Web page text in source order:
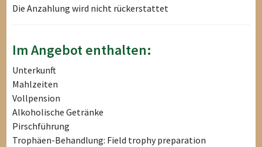
Die Anzahlung wird nicht rückerstattet
Im Angebot enthalten:
Unterkunft
Mahlzeiten
Vollpension
Alkoholische Getränke
Pirschführung
Trophäen-Behandlung: Field trophy preparation